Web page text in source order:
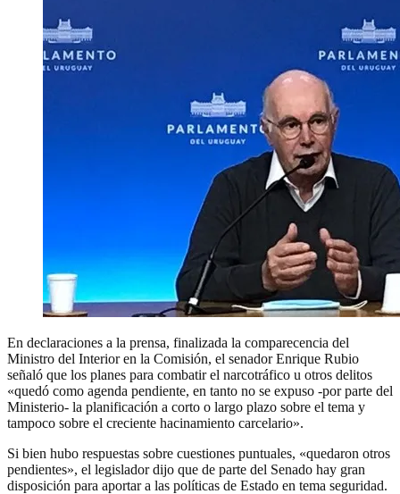
En declaraciones a la prensa, finalizada la comparecencia del
Ministro del Interior en la Comisión, el senador Enrique Rubio
señaló que los planes para combatir el narcotráfico u otros delitos
«quedó como agenda pendiente, en tanto no se expuso -por parte del
Ministerio- la planificación a corto o largo plazo sobre el tema y
tampoco sobre el creciente hacinamiento carcelario».
Si bien hubo respuestas sobre cuestiones puntuales, «quedaron otros
pendientes», el legislador dijo que de parte del Senado hay gran
disposición para aportar a las políticas de Estado en tema seguridad.